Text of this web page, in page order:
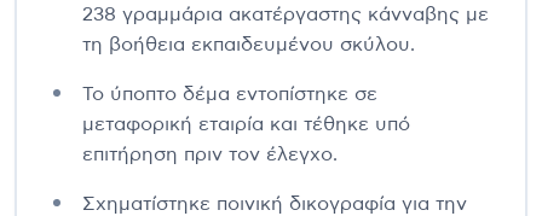
238 γραμμάρια ακατέργαστης κάνναβης με
τη βοήθεια εκπαιδευμένου σκύλου.
Το ύποπτο δέμα εντοπίστηκε σε
μεταφορική εταιρία και τέθηκε υπό
επιτήρηση πριν τον έλεγχο.
Σχηματίστηκε ποινική δικογραφία για την